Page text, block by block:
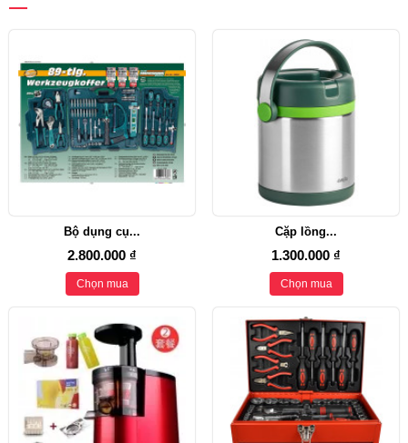
Bộ dụng cụ...
2.800.000 ₫
Chọn mua
Cặp lồng...
1.300.000 ₫
Chọn mua